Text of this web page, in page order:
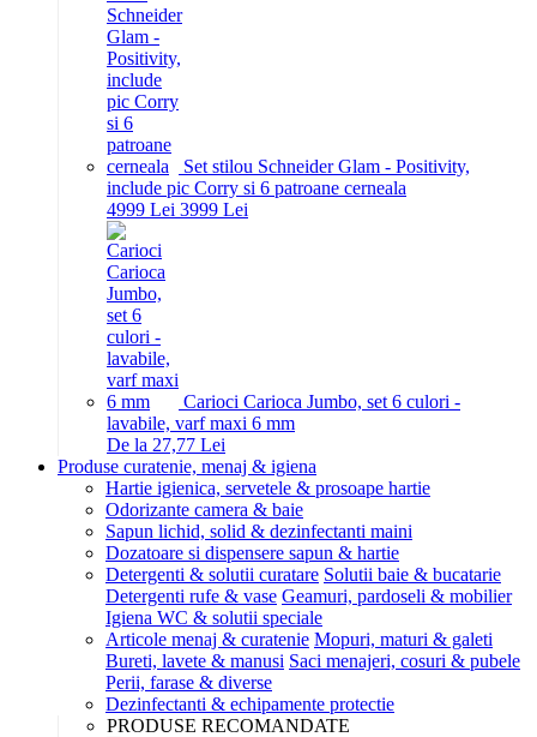
Set stilou Schneider Glam - Positivity,
include pic Corry si 6 patroane cerneala
4999 Lei 3999 Lei
Carioci Carioca Jumbo, set 6 culori -
lavabile, varf maxi 6 mm
De la 27,77 Lei
Produse curatenie, menaj & igiena
Hartie igienica, servetele & prosoape hartie
Odorizante camera & baie
Sapun lichid, solid & dezinfectanti maini
Dozatoare si dispensere sapun & hartie
Detergenti & solutii curatare Solutii baie & bucatarie
Detergenti rufe & vase Geamuri, pardoseli & mobilier
Igiena WC & solutii speciale
Articole menaj & curatenie Mopuri, maturi & galeti
Bureti, lavete & manusi Saci menajeri, cosuri & pubele
Perii, farase & diverse
Dezinfectanti & echipamente protectie
PRODUSE RECOMANDATE